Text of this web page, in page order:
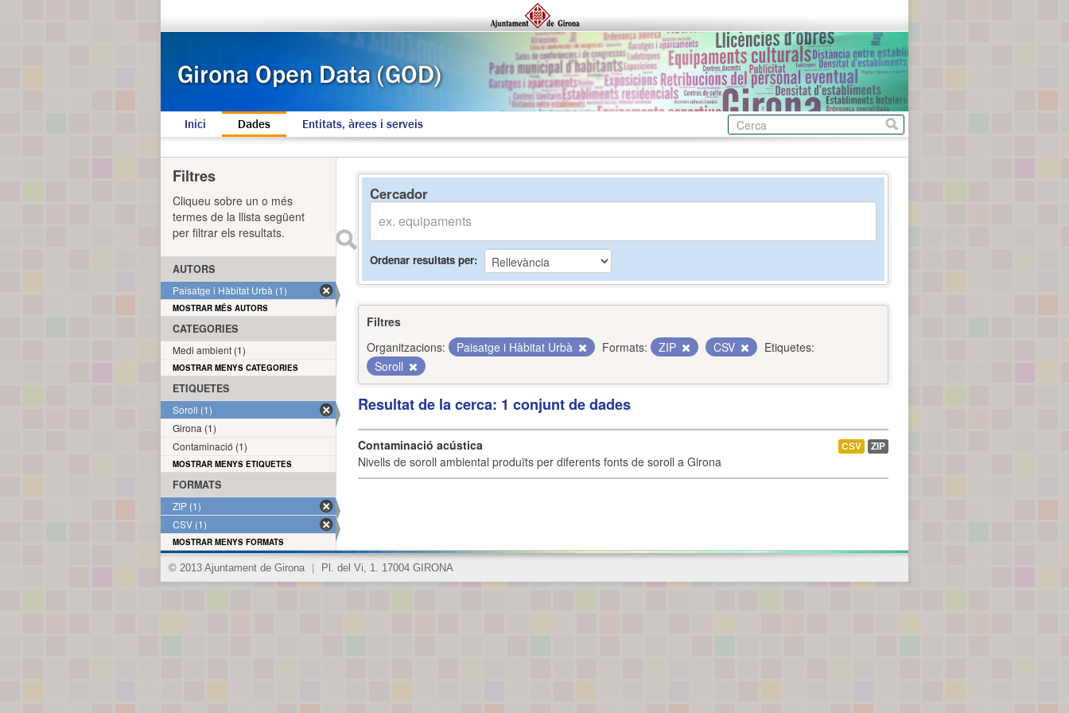
Inici Dades Entitats, àrees i serveis
Cercador
Ordenar resultats per
Filtres
Organitzacions:
Paisatge i Hàbitat Urbà Formats: ZIP CSV
Etiquetes:
Soroll
Resultat de la cerca: 1 conjunt de dades
Contaminació acústica
Nivells de soroll ambiental produïts per diferents fonts de soroll a Girona
CSV ZIP
Filtres
Cliqueu sobre un o més
termes de la llista següent
per filtrar els resultats.
AUTORS
Paisatge i Hàbitat Urbà (1)
MOSTRAR MÉS AUTORS
CATEGORIES
Medi ambient (1)
MOSTRAR MENYS CATEGORIES
ETIQUETES
Soroll (1)
Girona (1)
Contaminació (1)
MOSTRAR MENYS ETIQUETES
FORMATS
ZIP (1)
CSV (1)
MOSTRAR MENYS FORMATS
© 2013 Ajuntament de Girona Pl. del Vi, 1. 17004 GIRONA